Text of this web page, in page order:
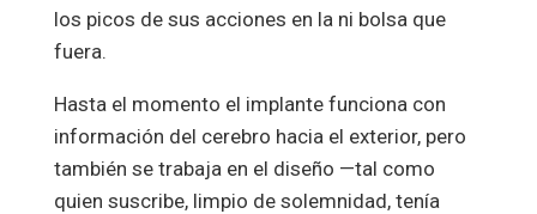
los picos de sus acciones en la ni bolsa que
fuera.
Hasta el momento el implante funciona con
información del cerebro hacia el exterior, pero
también se trabaja en el diseño —tal como
quien suscribe, limpio de solemnidad, tenía